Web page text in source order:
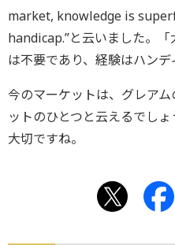
market, knowledge is
handicap.”と云いました。
は不要であり、経験はハンデ
今のマーケットは、グレア
ットのひとつと云えるでし
大切ですね。